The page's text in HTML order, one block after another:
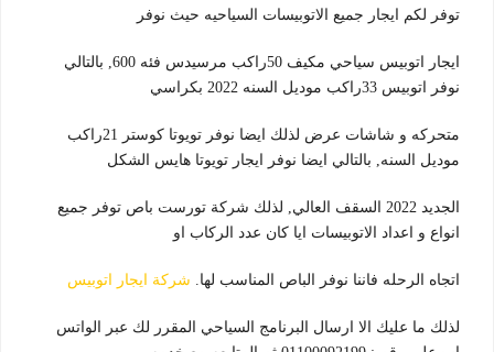
توفر لكم ايجار جميع الاتوبيسات السياحيه حيث نوفر
ايجار اتوبيس سياحي مكيف 50راكب مرسيدس فئه 600, بالتالي
نوفر اتوبيس 33راكب موديل السنه 2022 بكراسي
متحركه و شاشات عرض لذلك ايضا نوفر تويوتا كوستر 21راكب
موديل السنه, بالتالي ايضا نوفر ايجار تويوتا هايس الشكل
الجديد 2022 السقف العالي, لذلك شركة تورست باص توفر جميع
انواع و اعداد الاتوبيسات ايا كان عدد الركاب او
اتجاه الرحله فاننا نوفر الباص المناسب لها. شركة ايجار اتوبيس
لذلك ما عليك الا ارسال البرنامج السياحي المقرر لك عبر الواتس